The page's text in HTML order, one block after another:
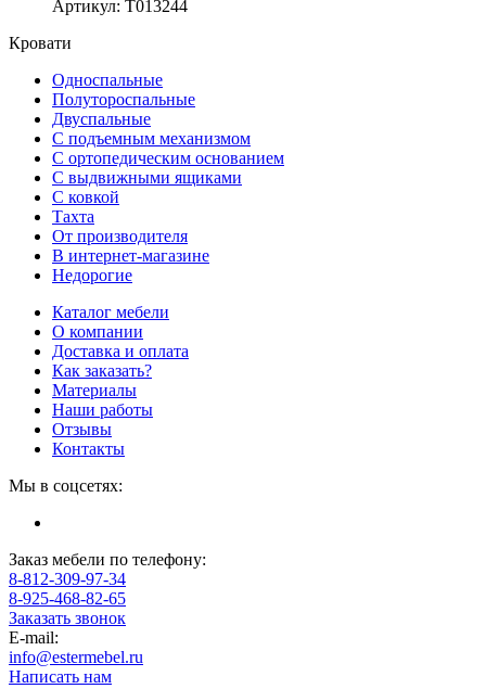
Артикул: Т013244
Кровати
Односпальные
Полутороспальные
Двуспальные
С подъемным механизмом
С ортопедическим основанием
С выдвижными ящиками
С ковкой
Тахта
От производителя
В интернет-магазине
Недорогие
Каталог мебели
О компании
Доставка и оплата
Как заказать?
Материалы
Наши работы
Отзывы
Контакты
Мы в соцсетях:
Заказ мебели по телефону:
8-812-309-97-34
8-925-468-82-65
Заказать звонок
E-mail:
info@estermebel.ru
Написать нам